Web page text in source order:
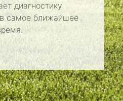
диагностику
в самое ближайшее